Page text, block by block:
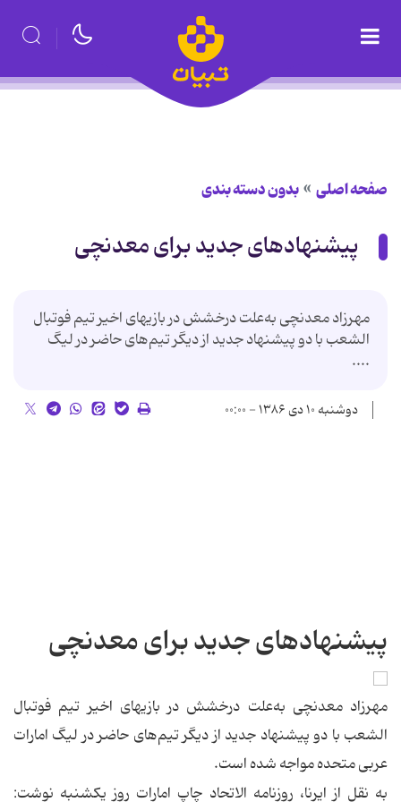
صفحه اصلی بدون دسته بندی
پیشنهادهای جدید برای معدنچی
مهرزاد معدنچی به‌علت درخشش در بازیهای اخیر تیم فوتبال
الشعب با دو پیشنهاد جدید از دیگر تیم‌های حاضر در لیگ
....
دوشنبه ۱۰ دی ۱۳۸۶ - ۰۰:۰۰
پیشنهادهای جدید برای معدنچی
مهرزاد معدنچی به‌علت درخشش در بازیهای اخیر تیم فوتبال
الشعب با دو پیشنهاد جدید از دیگر تیم‌های حاضر در لیگ امارات
عربی متحده مواجه شده است.
به نقل از ایرنا، روزنامه الاتحاد چاپ امارات روز یكشنبه نوشت: